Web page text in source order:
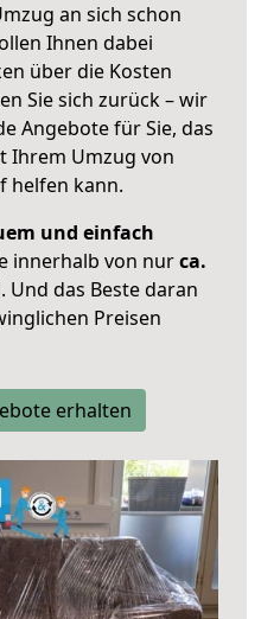
an sich schon
Ihnen dabei
über die Kosten
Sie sich zurück – wir
Angebote für Sie, das
Ihrem Umzug von
helfen kann.
und einfach
innerhalb von nurca.
Und das Beste daran
Preisen
erhalten